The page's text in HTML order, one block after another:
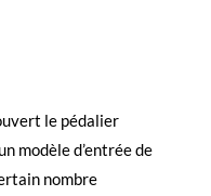
le pédalier
modèle d’entrée de
nombre